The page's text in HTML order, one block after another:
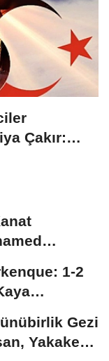
Çakır:
1-2
Gezi
Yakakent,